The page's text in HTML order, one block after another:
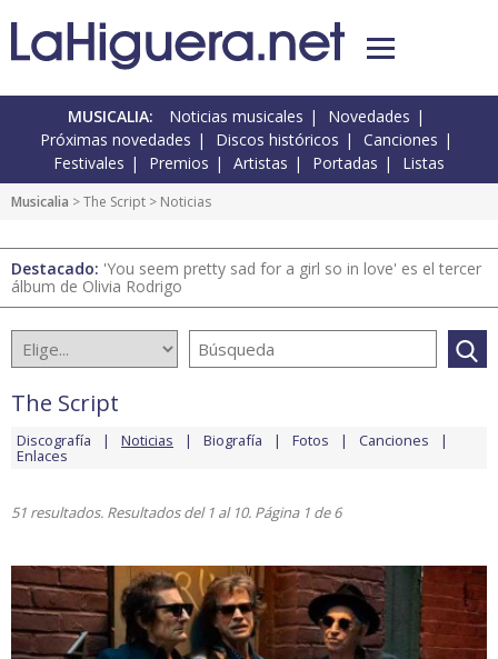
MUSICALIA: Noticias musicales
Novedades
Próximas novedades
Discos históricos
Canciones
Festivales
Premios Artistas Portadas Listas
Musicalia >The Script > Noticias
Destacado: 'You seem pretty sad for a girl so in love' es el tercer
álbum de Olivia Rodrigo
The Script
Discografía Noticias Biografía Fotos Canciones
Enlaces
51 resultados. Resultados del 1 al 10. Página 1 de 6